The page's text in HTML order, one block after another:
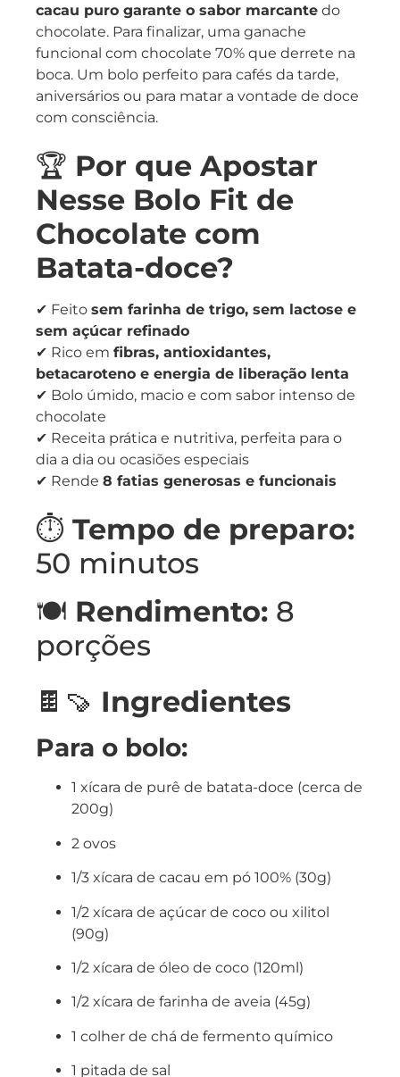
cacau puro garante o sabor marcante do
chocolate. Para finalizar, uma ganache
funcional com chocolate 70% que derrete na
boca. Um bolo perfeito para cafés da tarde,
aniversários ou para matar a vontade de doce
com consciência.
🏆 Por que Apostar
Nesse Bolo Fit de
Chocolate com
Batata-doce?
✔ Feito sem farinha de trigo, sem lactose e
sem açúcar refinado
✔ Rico em fibras, antioxidantes,
betacaroteno e energia de liberação lenta
✔ Bolo úmido, macio e com sabor intenso de
chocolate
✔ Receita prática e nutritiva, perfeita para o
dia a dia ou ocasiões especiais
✔ Rende 8 fatias generosas e funcionais
⏱️ Tempo de preparo:
50 minutos
🍽️ Rendimento: 8
porções
🍫🍠 Ingredientes
Para o bolo:
1 xícara de purê de batata-doce (cerca de
200g)
2 ovos
1/3 xícara de cacau em pó 100% (30g)
1/2 xícara de açúcar de coco ou xilitol
(90g)
1/2 xícara de óleo de coco (120ml)
1/2 xícara de farinha de aveia (45g)
1 colher de chá de fermento químico
1 pitada de sal